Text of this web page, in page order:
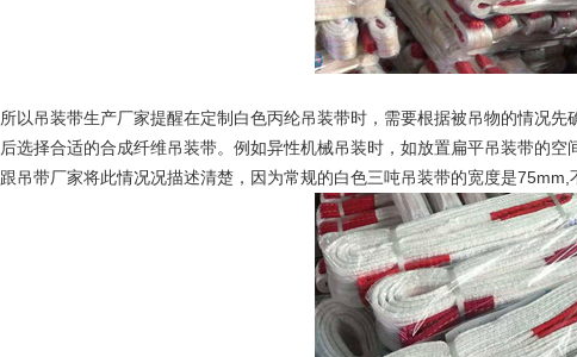
所以吊装带生产厂家提醒在定制白色丙纶吊装带时，需要根据被吊物的情况
后选择合适的合成纤维吊装带。例如异性机械吊装时，如放置扁平吊装带的空
跟吊带厂家将此情况况描述清楚，因为常规的白色三吨吊装带的宽度是75mm,